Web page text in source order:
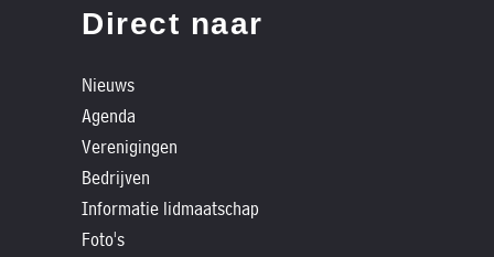
Direct naar
Nieuws
Agenda
Verenigingen
Bedrijven
Informatie lidmaatschap
Foto's
Historische
Dossiers
Contact